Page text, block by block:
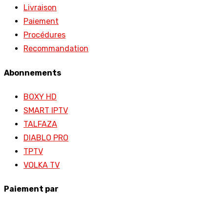
Livraison
Paiement
Procédures
Recommandation
Abonnements
BOXY HD
SMART IPTV
TALFAZA
DIABLO PRO
TPTV
VOLKA TV
Paiement par